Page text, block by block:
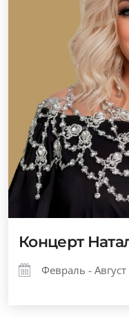
Концерт
Февраль -